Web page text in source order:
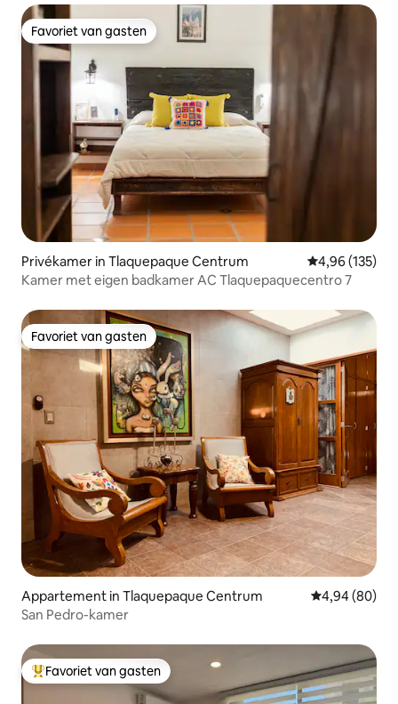
Favoriet van gasten
Favoriet van gasten
Privékamer in Tlaquepaque Centrum Gemiddelde
4,96 (135)
Kamer met eigen badkamer AC Tlaquepaquecentro 7
Favoriet van gasten
Favoriet van gasten
Appartement in Tlaquepaque Centrum Gemiddelde
4,94 (80)
San Pedro-kamer
Topfavoriet van gasten
Favoriet van gasten